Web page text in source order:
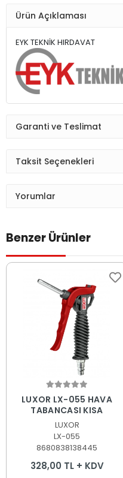
Ürün Açıklaması
EYK TEKNİK HIRDAVAT
Garanti ve Teslimat
Taksit Seçenekleri
Yorumlar
Benzer Ürünler
LUXOR LX-055 HAVA
TABANCASI KISA
LUXOR
LX-055
8680838138445
328,00 TL + KDV